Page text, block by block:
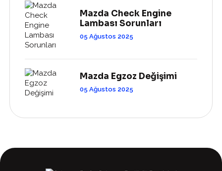
Mazda Check Engine
Lambası Sorunları
05 Ağustos 2025
Mazda Egzoz Değişimi
05 Ağustos 2025